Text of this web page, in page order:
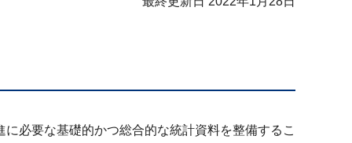
必要な基礎的かつ総合的な統計資料を整備するこ